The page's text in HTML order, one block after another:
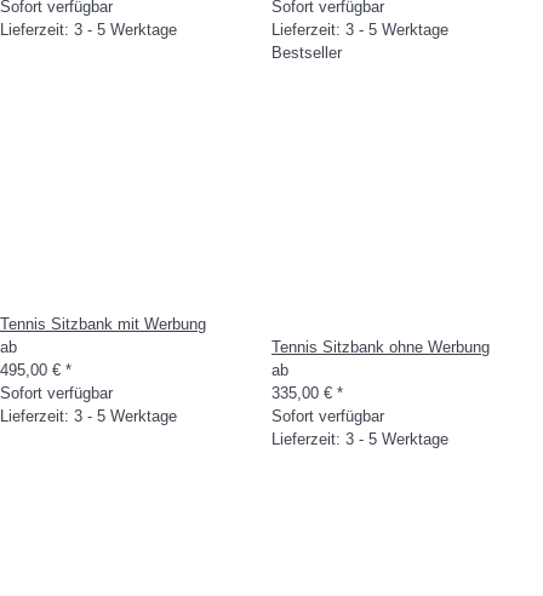
Sofort verfügbar
Lieferzeit: 3 - 5 Werktage
Sofort verfügbar
Lieferzeit: 3 - 5 Werktage
Tennis Sitzbank mit Werbung
ab
495,00 € *
Sofort verfügbar
Lieferzeit: 3 - 5 Werktage
Bestseller
Tennis Sitzbank ohne Werbung
ab
335,00 € *
Sofort verfügbar
Lieferzeit: 3 - 5 Werktage